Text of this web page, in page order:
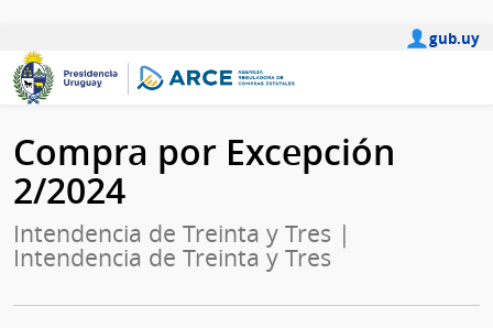
gub.uy
Compra por Excepción
2/2024
Intendencia de Treinta y Tres |
Intendencia de Treinta y Tres